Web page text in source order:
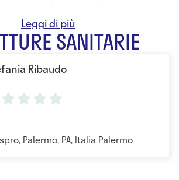
degli Psicologi della Regione
di Perfezionamento in Psicologia
Studi Bruner di Modica
Introduttivo e Secondo Corso di
della professione di
dell'Amministrazione
SANITARIE
Ribaudo
Palermo, PA, Italia Palermo